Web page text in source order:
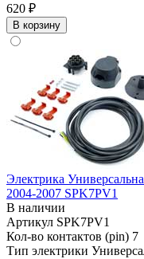
620 ₽
В корзину
Электрика
2004-2007 SPK7PV1
В наличии
Артикул SPK7PV1
Кол-во контактов (pin) 7
Тип электрики